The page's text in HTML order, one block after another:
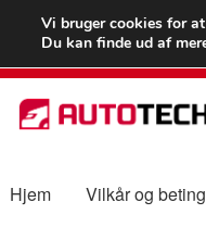
Spring
til
Spring
til
Hjem Vilkår og
Vi bruger cookies for
Du kan finde ud af